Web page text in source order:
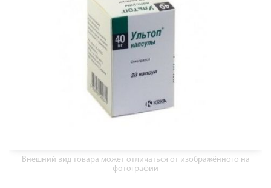
Внешний вид товара может отличаться от изображённого на
фотографии